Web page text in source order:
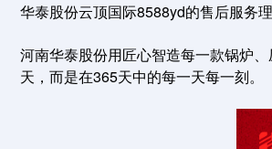
华泰股份云顶国际8588yd的售后服务
河南华泰股份用匠心智造每一款锅炉
天，而是在365天中的每一天每一刻。